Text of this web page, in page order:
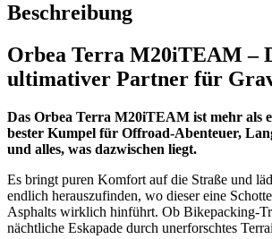
Beschreibung
Orbea Terra M20iTEAM –
ultimativer Partner für
Das Orbea Terra M20iTEAM ist mehr als
bester Kumpel für Offroad-Abenteuer,
und alles, was dazwischen liegt.
Es bringt puren Komfort auf die Straße und
endlich herauszufinden, wo dieser eine
Asphalts wirklich hinführt. Ob Bikepacking-
nächtliche Eskapade durch unerforschtes